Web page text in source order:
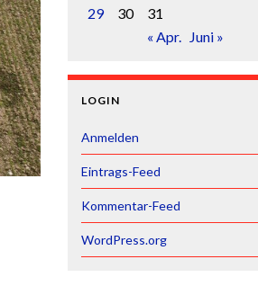
29
30
31
« Apr. Juni »
LOGIN
Anmelden
Eintrags-Feed
Kommentar-Feed
WordPress.org